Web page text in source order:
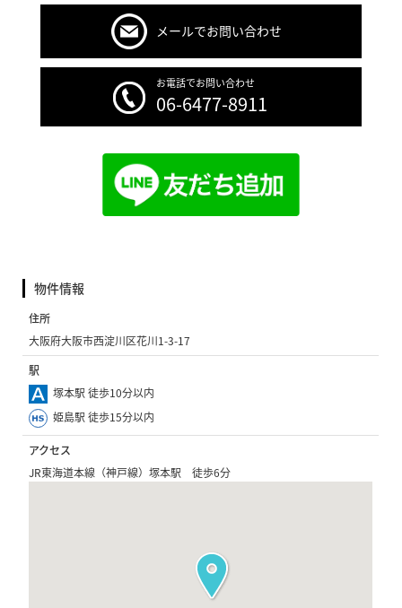
メールでお問い合わせ
お電話でお問い合わせ
06-6477-8911
物件情報
住所
大阪府大阪市西淀川区花川1-3-17
駅
塚本駅 徒歩10分以内
姫島駅 徒歩15分以内
アクセス
JR東海道本線（神戸線）塚本駅 徒歩6分